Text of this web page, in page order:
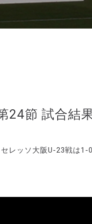
24節 試合結
レッソ大阪U-23戦は1-0